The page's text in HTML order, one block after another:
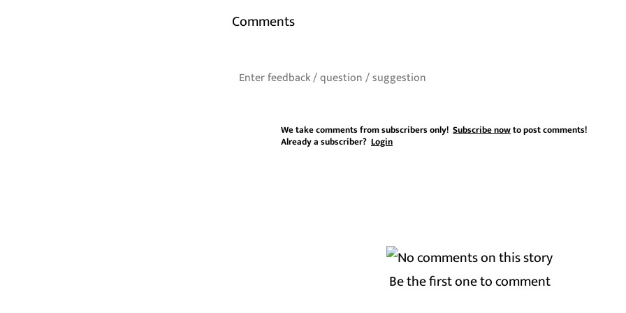
Comments
We take comments from subscribers only! Subscribe nowto post comments!
Already a subscriber? Login
Be the first one to comment